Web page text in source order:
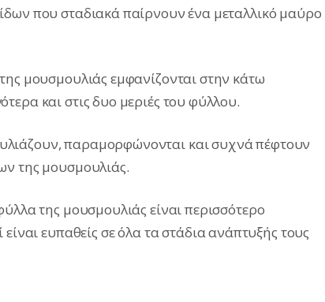
που σταδιακά παίρνουν ένα μεταλλικό μαύρο
μουσμουλιάς εμφανίζονται στην κάτω
και στις δυο μεριές του φύλλου.
παραμορφώνονται και συχνά πέφτουν
της μουσμουλιάς.
της μουσμουλιάς είναι περισσότερο
ευπαθείς σε όλα τα στάδια ανάπτυξής τους